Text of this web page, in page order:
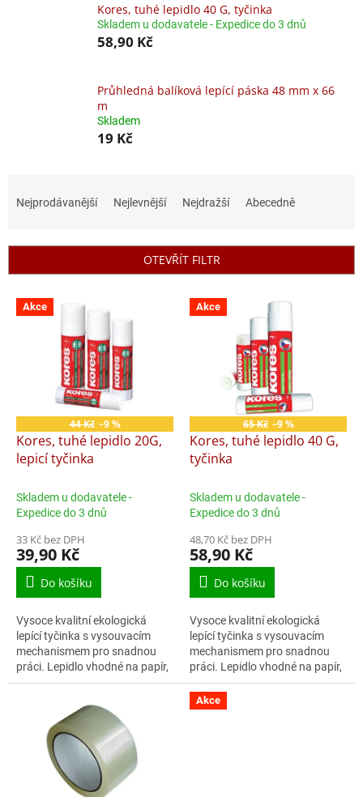
Kores, tuhé lepidlo 40 G, tyčinka
Skladem u dodavatele - Expedice do 3 dnů
58,90 Kč
Průhledná balíková lepící páska 48 mm x 66
m
Skladem
19 Kč
í
ů
Nejprodávanější Nejlevnější Nejdražší Abecedně
OTEVŘÍT FILTR
V
o
Akce
44 Kč –9 %
Kores, tuhé lepidlo 20G,
lepicí tyčinka
Skladem u dodavatele -
Expedice do 3 dnů
33 Kč bez DPH
39,90 Kč
Do košíku
Vysoce kvalitní ekologická
lepící tyčinka s vysouvacím
mechanismem pro snadnou
práci. Lepidlo vhodné na papír,
lepenku, fotografie a textil.
Akce
65 Kč –9 %
Kores, tuhé lepidlo 40 G,
tyčinka
Skladem u dodavatele -
Expedice do 3 dnů
48,70 Kč bez DPH
58,90 Kč
Do košíku
Vysoce kvalitní ekologická
lepící tyčinka s vysouvacím
mechanismem pro snadnou
práci. Lepidlo vhodné na papír,
lepenku, fotografie a textil.
Akce